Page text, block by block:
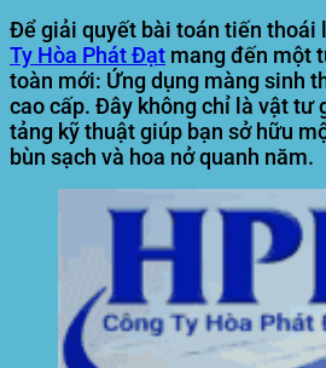
Để giải quyết bài toán tiến thoái
Ty Hòa Phát Đạt mang đến một
toàn mới: Ứng dụng màng sinh
cao cấp. Đây không chỉ là vật tư
tảng kỹ thuật giúp bạn sở hữu
bùn sạch và hoa nở quanh năm.